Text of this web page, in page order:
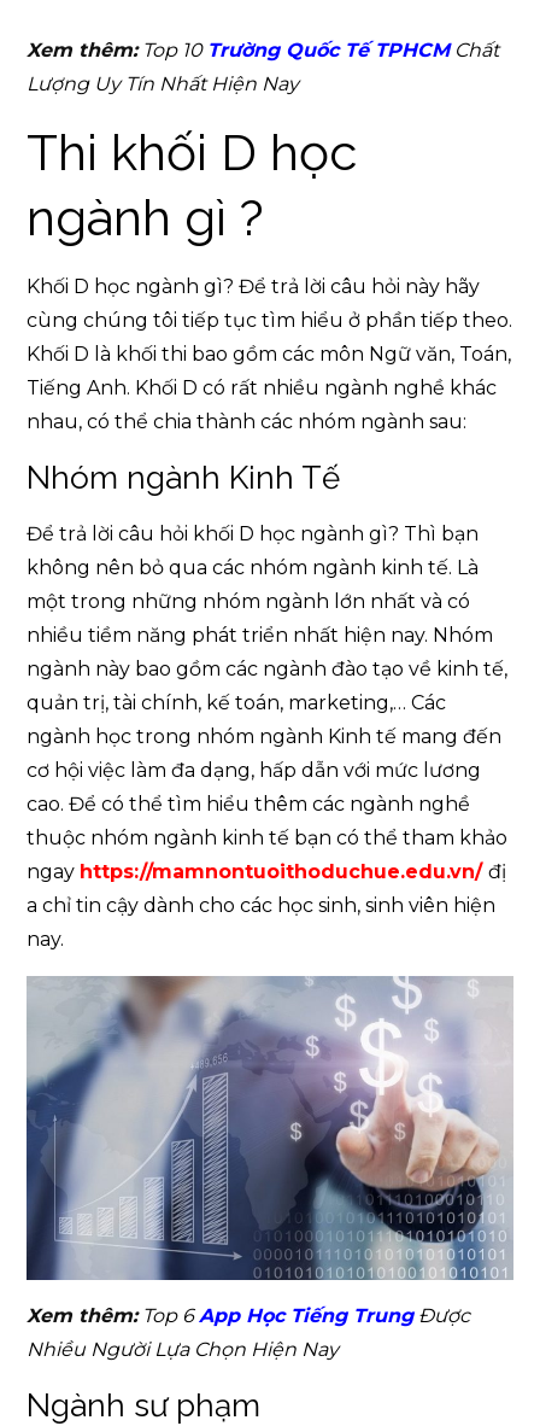
Xem thêm:Top 10 Trường Quốc Tế TPHCMChất
Lượng Uy Tín Nhất Hiện Nay
Thi khối D học
ngành gì ?
Khối D học ngành gì? Để trả lời câu hỏi này hãy
cùng chúng tôi tiếp tục tìm hiểu ở phần tiếp theo.
Khối D là khối thi bao gồm các môn Ngữ văn, Toán,
Tiếng Anh. Khối D có rất nhiều ngành nghề khác
nhau, có thể chia thành các nhóm ngành sau:
Nhóm ngành Kinh Tế
Để trả lời câu hỏi khối D học ngành gì? Thì bạn
không nên bỏ qua các nhóm ngành kinh tế. Là
một trong những nhóm ngành lớn nhất và có
nhiều tiềm năng phát triển nhất hiện nay. Nhóm
ngành này bao gồm các ngành đào tạo về kinh tế,
quản trị, tài chính, kế toán, marketing,… Các
ngành học trong nhóm ngành Kinh tế mang đến
cơ hội việc làm đa dạng, hấp dẫn với mức lương
cao. Để có thể tìm hiểu thêm các ngành nghề
thuộc nhóm ngành kinh tế bạn có thể tham khảo
ngay https://mamnontuoithoduchue.edu.vn/ đị
a chỉ tin cậy dành cho các học sinh, sinh viên hiện
nay.
Xem thêm:Top 6App Học Tiếng TrungĐược
Nhiều Người Lựa Chọn Hiện Nay
Ngành sư phạm